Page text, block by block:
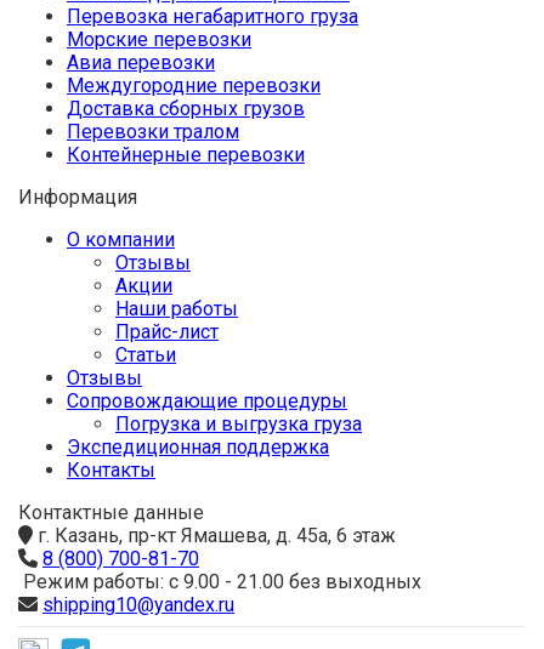
Перевозка негабаритного груза
Морские перевозки
Авиа перевозки
Междугородние перевозки
Доставка сборных грузов
Перевозки тралом
Контейнерные перевозки
Информация
О компании
Отзывы
Акции
Наши работы
Прайс-лист
Статьи
Отзывы
Сопровождающие процедуры
Погрузка и выгрузка груза
Экспедиционная поддержка
Контакты
Контактные данные
г. Казань, пр-кт Ямашева, д. 45а, 6 этаж
8 (800) 700-81-70
Режим работы: с 9.00 - 21.00 без выходных
shipping10@yandex.ru